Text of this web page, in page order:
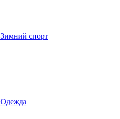
Зимний спорт
Одежда